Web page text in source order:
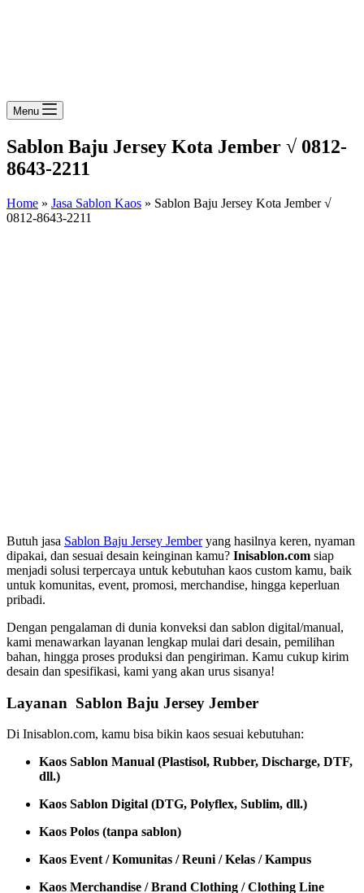
Menu
Sablon Baju Jersey Kota Jember √ 0812-
8643-2211
Home » Jasa Sablon Kaos » Sablon Baju Jersey Kota Jember √
0812-8643-2211
Butuh jasa Sablon Baju Jersey Jemberyang hasilnya keren, nyaman
dipakai, dan sesuai desain keinginan kamu? Inisablon.com siap
menjadi solusi terpercaya untuk kebutuhan kaos custom kamu, baik
untuk komunitas, event, promosi, merchandise, hingga keperluan
pribadi.
Dengan pengalaman di dunia konveksi dan sablon digital/manual,
kami menawarkan layanan lengkap mulai dari desain, pemilihan
bahan, hingga proses produksi dan pengiriman. Kamu cukup kirim
desain dan spesifikasi, kami yang akan urus sisanya!
Layanan Sablon Baju Jersey Jember
Di Inisablon.com, kamu bisa bikin kaos sesuai kebutuhan:
Kaos Sablon Manual (Plastisol, Rubber, Discharge, DTF,
dll.)
Kaos Sablon Digital (DTG, Polyflex, Sublim, dll.)
Kaos Polos (tanpa sablon)
Kaos Event / Komunitas / Reuni / Kelas / Kampus
Kaos Merchandise / Brand Clothing / Clothing Line